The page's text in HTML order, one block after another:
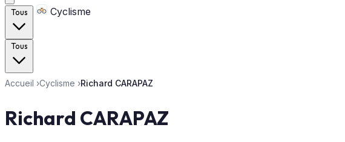
Tous Cyclisme
Tous
Accueil ›Cyclisme ›Richard CARAPAZ
Richard CARAPAZ